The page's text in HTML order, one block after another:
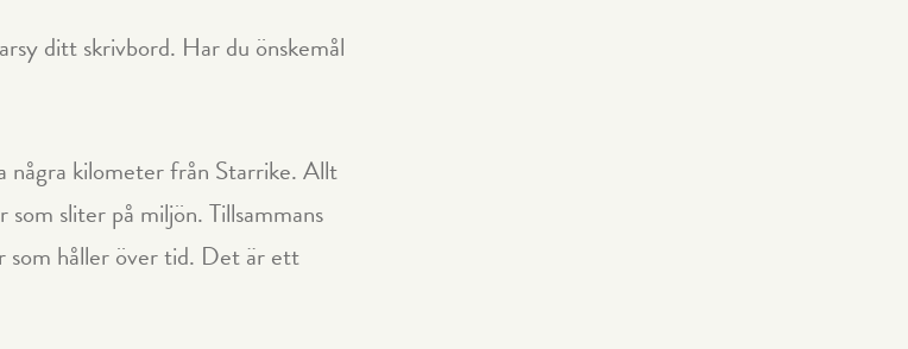
ditt skrivbord. Har du önskemål
några kilometer från Starrike. Allt
sliter på miljön. Tillsammans
som håller över tid. Det är ett